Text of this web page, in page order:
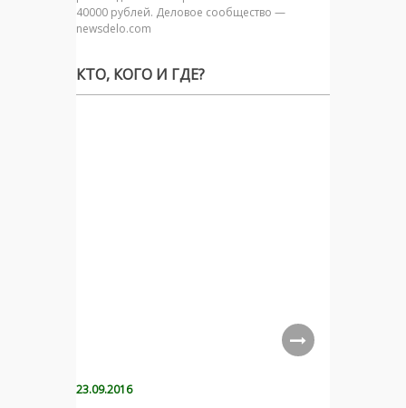
40000 рублей. Деловое сообщество —
newsdelo.com
КТО, КОГО И ГДЕ?
23.09.2016